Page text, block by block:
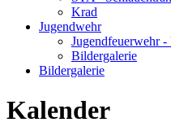
Krad
Jugendwehr
Jugendfeuerwehr -
Bildergalerie
Bildergalerie
Kalender